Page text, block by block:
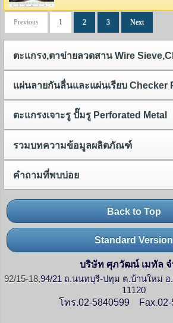
Previous 1 2 3 Next
ตะแกรง,ตาข่ายลวดสาน Wire
ตะแกรงเจาะรู ปั๊มรู Perforated Metal
รวมบทความข้อมูลผลิตภัณฑ์
คำถามที่พบบ่อย
Back to Top
Standard Version
บริษัท ศุภวัฒน์ เมทัล จ
92/15-18,94/21 ถ.นนทบุรี-ปทุม ต.บ้านใหม่
11120
โทร.02-5840599 Fax 02-